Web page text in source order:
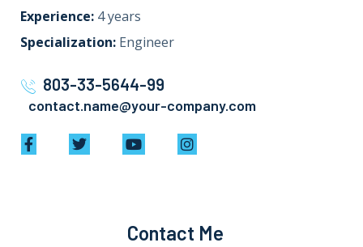
Experience: 4 years
Specialization: Engineer
803-33-5644-99
contact.name@your-company.com
Contact Me